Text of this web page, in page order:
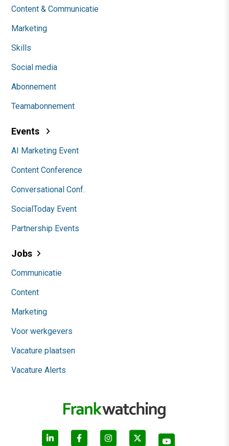
Content & Communicatie
Marketing
Skills
Social media
Abonnement
Teamabonnement
Events
AI Marketing Event
Content Conference
Conversational Conf.
SocialToday Event
Partnership Events
Jobs
Communicatie
Content
Marketing
Voor werkgevers
Vacature plaatsen
Vacature Alerts